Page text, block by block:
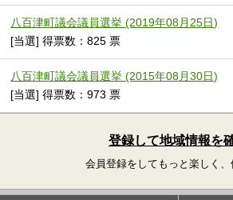
八百津町議会議員選挙 (2019年08月25日)
[当選] 得票数：825 票
八百津町議会議員選挙 (2015年08月30日)
[当選] 得票数：973 票
登録して地域情報を
会員登録をしてもっと楽しく、